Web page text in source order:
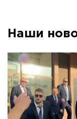
Наши